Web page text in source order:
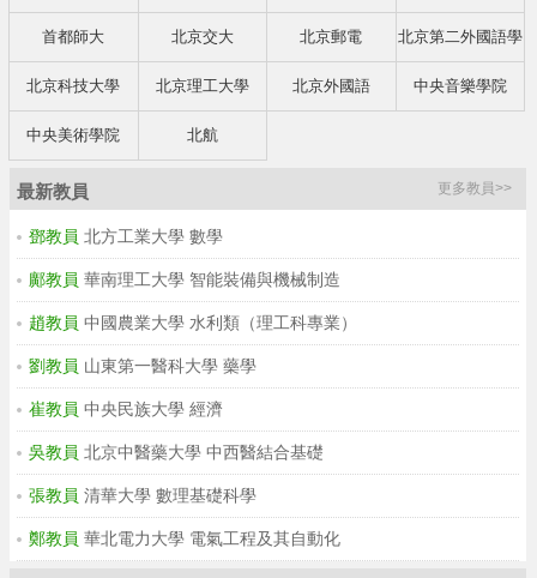
首都師大 北京交大 北京郵電 北京第二外國語學
院
北京科技大學 北京理工大學 北京外國語 中央音樂學院
中央美術學院 北航
更多教員>>
最新教員
鄧教員 北方工業大學 數學
鄺教員 華南理工大學 智能裝備與機械制造
趙教員 中國農業大學 水利類（理工科專業）
劉教員 山東第一醫科大學 藥學
崔教員 中央民族大學 經濟
吳教員 北京中醫藥大學 中西醫結合基礎
張教員 清華大學 數理基礎科學
鄭教員 華北電力大學 電氣工程及其自動化